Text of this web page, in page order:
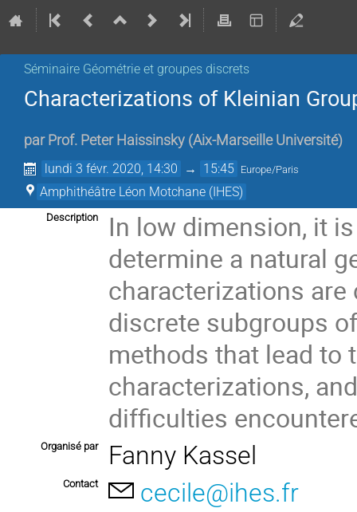
Séminaire Géométrie et groupes discrets
Characterizations of Kleinian
par Prof. Peter Haissinsky (Aix-Marseille Université)
lundi 3 févr. 2020, 14:30 → 15:45 Europe/Paris
Amphithéâtre Léon Motchane (IHES)
Description
In low dimension, it
determine a natural
characterizations
discrete subgroups
methods that lead to
characterizations,
difficulties
Organisé par Fanny Kassel
Contact cecile@ihes.fr